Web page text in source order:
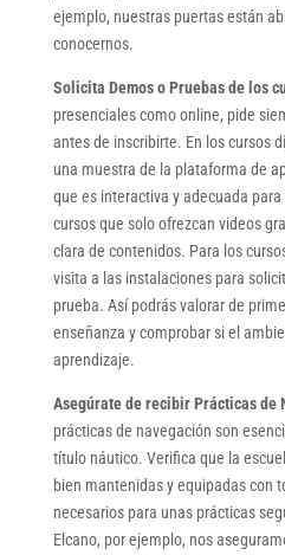
ejemplo, nuestras puertas están
conocernos.
Solicita Demos o Pruebas de los
presenciales como online, pide
antes de inscribirte. En los cursos
una muestra de la plataforma de
que es interactiva y adecuada
cursos que solo ofrezcan videos
clara de contenidos. Para los
visita a las instalaciones para
prueba. Así podrás valorar de
enseñanza y comprobar si el
aprendizaje.
Asegúrate de recibir Prácticas de
prácticas de navegación son
título náutico. Verifica que la
bien mantenidas y equipadas con
necesarios para unas prácticas
Elcano, por ejemplo, nos